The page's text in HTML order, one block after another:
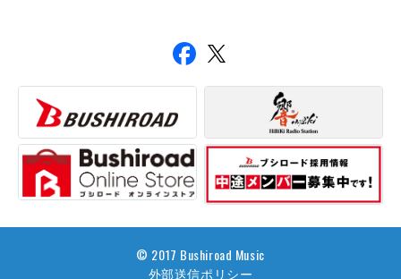
© 2017 Bushiroad Music
外部送信ポリシー